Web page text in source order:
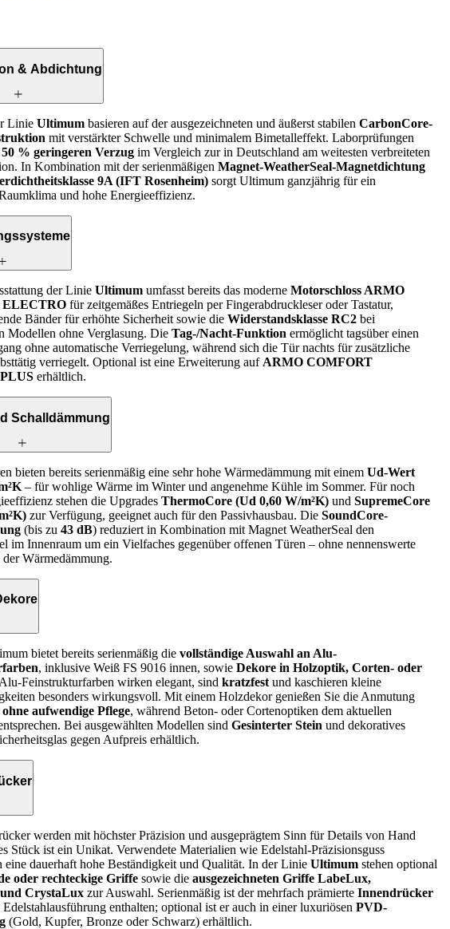
& Abdichtung
Linie Ultimum basieren auf der ausgezeichneten und äußerst stabilen CarbonCore-
mit verstärkter Schwelle und minimalem Bimetalleffekt. Laborprüfungen
50 % geringeren Verzug im Vergleich zur in Deutschland am weitesten verbreiteten
In Kombination mit der serienmäßigen Magnet-WeatherSeal-Magnetdichtung
9A (IFT Rosenheim) sorgt Ultimum ganzjährig für ein
und hohe Energieeffizienz.
der Linie Ultimum umfasst bereits das moderne Motorschloss ARMO
ELECTRO für zeitgemäßes Entriegeln per Fingerabdruckleser oder Tastatur,
Bänder für erhöhte Sicherheit sowie die Widerstandsklasse RC2 bei
Modellen ohne Verglasung. Die Tag-/Nacht-Funktion ermöglicht tagsüber einen
ohne automatische Verriegelung, während sich die Tür nachts für zusätzliche
verriegelt. Optional ist eine Erweiterung auf ARMO COMFORT
erhältlich.
Schalldämmung
bieten bereits serienmäßig eine sehr hohe Wärmedämmung mit einem Ud-Wert
– für wohlige Wärme im Winter und angenehme Kühle im Sommer. Für noch
stehen die Upgrades ThermoCore (Ud 0,60 W/m²K) und SupremeCore
zur Verfügung, geeignet auch für den Passivhausbau. Die SoundCore-
(bis zu 43 dB) reduziert in Kombination mit Magnet WeatherSeal den
im Innenraum um ein Vielfaches gegenüber offenen Türen – ohne nennenswerte
Wärmedämmung.
bietet bereits serienmäßig die vollständige Auswahl an Alu-
, inklusive Weiß FS 9016 innen, sowie Dekore in Holzoptik, Corten‑ oder
Feinstrukturfarben wirken elegant, sind kratzfest und kaschieren kleine
besonders wirkungsvoll. Mit einem Holzdekor genießen Sie die Anmutung
ohne aufwendige Pflege, während Beton‑ oder Cortenoptiken dem aktuellen
Bei ausgewählten Modellen sind Gesinterter Stein und dekoratives
gegen Aufpreis erhältlich.
werden mit höchster Präzision und ausgeprägtem Sinn für Details von Hand
Stück ist ein Unikat. Verwendete Materialien wie Edelstahl-Präzisionsguss
eine dauerhaft hohe Beständigkeit und Qualität. In der Linie Ultimum stehen optional
oder rechteckige Griffe sowie die ausgezeichneten Griffe LabeLux,
CrystaLux zur Auswahl. Serienmäßig ist der mehrfach prämierte Innendrücker
Edelstahlausführung enthalten; optional ist er auch in einer luxuriösen PVD-
(Gold, Kupfer, Bronze oder Schwarz) erhältlich.